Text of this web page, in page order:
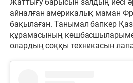
Жаттығу барысын залдың иесі
айналған америкалық маман
бақылаған. Танымал бапкер
құрамасының
олардың соққы техникасын